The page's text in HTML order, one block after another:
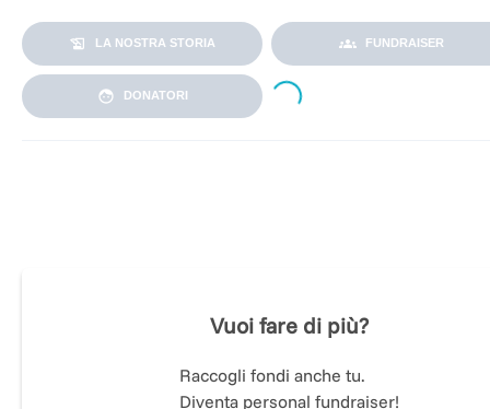
LA NOSTRA STORIA FUNDRAISER
DONATORI Loading...
Vuoi fare di più?
Raccogli fondi anche tu.
Diventa personal fundraiser!